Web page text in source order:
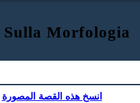
Sulla Morfologia
انسخ هذه القصة المصورة